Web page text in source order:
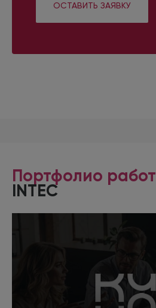
ОСТАВИТЬ ЗАЯВКУ
Портфолио работ
INTEC